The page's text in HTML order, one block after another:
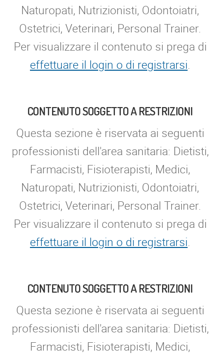
Naturopati, Nutrizionisti, Odontoiatri,
Ostetrici, Veterinari, Personal Trainer.
Per visualizzare il contenuto si prega di
effettuare il login o di registrarsi.
CONTENUTO SOGGETTO A RESTRIZIONI
Questa sezione è riservata ai seguenti
professionisti dell'area sanitaria: Dietisti,
Farmacisti, Fisioterapisti, Medici,
Naturopati, Nutrizionisti, Odontoiatri,
Ostetrici, Veterinari, Personal Trainer.
Per visualizzare il contenuto si prega di
effettuare il login o di registrarsi.
CONTENUTO SOGGETTO A RESTRIZIONI
Questa sezione è riservata ai seguenti
professionisti dell'area sanitaria: Dietisti,
Farmacisti, Fisioterapisti, Medici,